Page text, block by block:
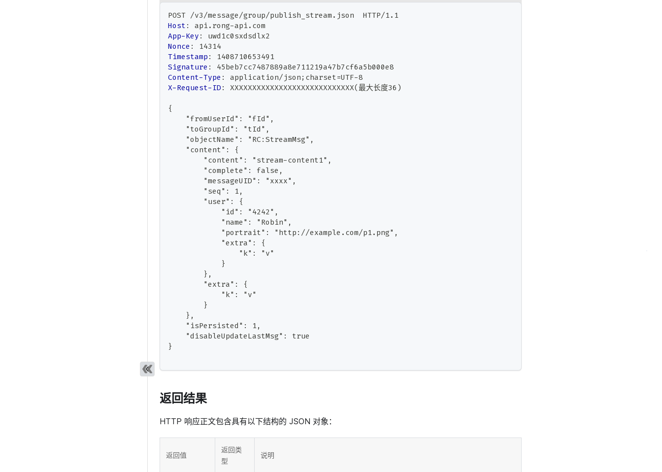
POST /v3/message/group/publish_stream.json  HTTP/1.1
Host :
api.rong-api.com
App-Key :
uwd1c0sxdsdlx2
Nonce :
14314
Timestamp :
1408710653491
Signature :
45beb7cc7487889a8e711219a47b7cf6a5b000e8
Content-Type :
application/json;charset=UTF-8
X-Request-ID : XXXXXXXXXXXXXXXXXXXXXXXXXXXX(最大长度36)
{
    "fromUserId": "fId",
    "toGroupId": "tId",
    "objectName": "RC:StreamMsg",
    "content": {
        "content": "stream-content1",
        "complete": false,
        "messageUID": "xxxx",
        "seq": 1,
        "user": {
            "id": "4242",
            "name": "Robin",
            "portrait": "http://example.com/p1.png",
            "extra": {
                "k": "v"
            }
        },
        "extra": {
            "k": "v"
        }
    },
    "isPersisted": 1,
    "disableUpdateLastMsg": true
}
返回结果
HTTP 响应正文包含具有以下结构的 JSON 对象：
返回值
返回类
型
说明